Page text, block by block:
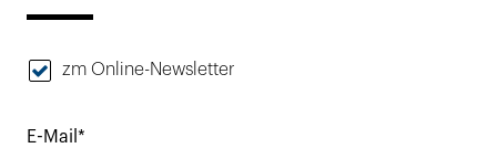
zm Online-Newsletter
E-Mail*